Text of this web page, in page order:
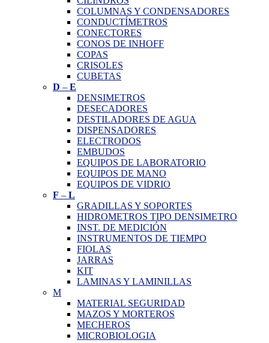
COLUMNAS Y CONDENSADORES
CONDUCTÍMETROS
CONECTORES
CONOS DE INHOFF
COPAS
CRISOLES
CUBETAS
D – E
DENSIMETROS
DESECADORES
DESTILADORES DE AGUA
DISPENSADORES
ELECTRODOS
EMBUDOS
EQUIPOS DE LABORATORIO
EQUIPOS DE MANO
EQUIPOS DE VIDRIO
F – L
GRADILLAS Y SOPORTES
HIDROMETROS TIPO DENSIMETRO
INST. DE MEDICIÓN
INSTRUMENTOS DE TIEMPO
FIOLAS
JARRAS
KIT
LAMINAS Y LAMINILLAS
M
MATERIAL SEGURIDAD
MAZOS Y MORTEROS
MECHEROS
MICROBIOLOGIA